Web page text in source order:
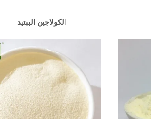
الكولاجين الببتيد